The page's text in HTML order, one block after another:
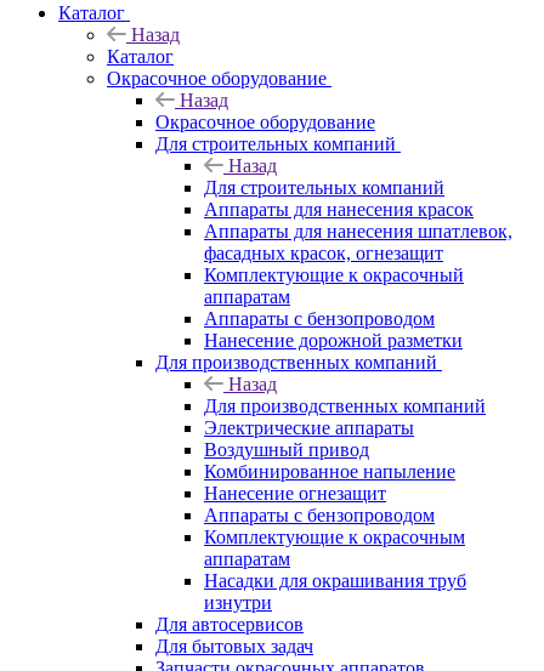
Каталог
Назад
Каталог
Окрасочное оборудование
Назад
Окрасочное оборудование
Для строительных компаний
Назад
Для строительных компаний
Аппараты для нанесения красок
Аппараты для нанесения шпатлевок,
фасадных красок, огнезащит
Комплектующие к окрасочный
аппаратам
Аппараты с бензопроводом
Нанесение дорожной разметки
Для производственных компаний
Назад
Для производственных компаний
Электрические аппараты
Воздушный привод
Комбинированное напыление
Нанесение огнезащит
Аппараты с бензопроводом
Комплектующие к окрасочным
аппаратам
Насадки для окрашивания труб
изнутри
Для автосервисов
Для бытовых задач